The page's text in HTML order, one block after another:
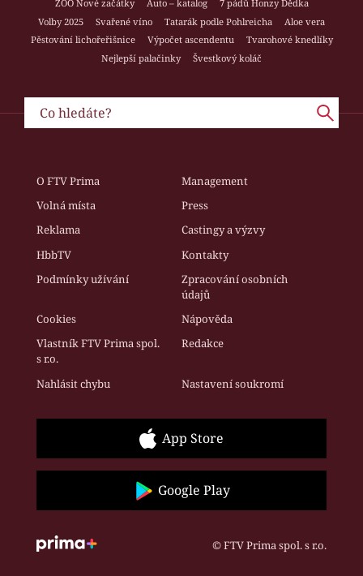
ZOO Nové začátky
Auto – katalog
7 pádů Honzy Dědka
Volby 2025
Svařené víno Tatarák podle Pohlreicha
Aloe vera
Pěstování lichořeřišnice
Výpočet ascendentu
Tvarohové knedlíky
Nejlepší palačinky
Švestkový koláč
O FTV Prima
Management
Volná místa
Press
Reklama
Castingy a výzvy
HbbTV
Kontakty
Podmínky užívání
Zpracování osobních
údajů
Cookies
Nápověda
Vlastník FTV Prima spol.
s r.o.
Redakce
Nahlásit chybu Nastavení soukromí
App Store
Google Play
© FTV Prima spol. s r.o.